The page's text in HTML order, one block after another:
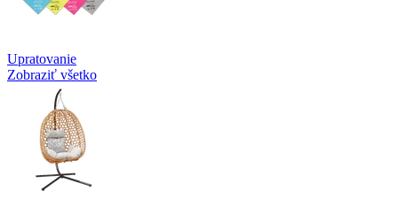
Upratovanie
Zobraziť všetko